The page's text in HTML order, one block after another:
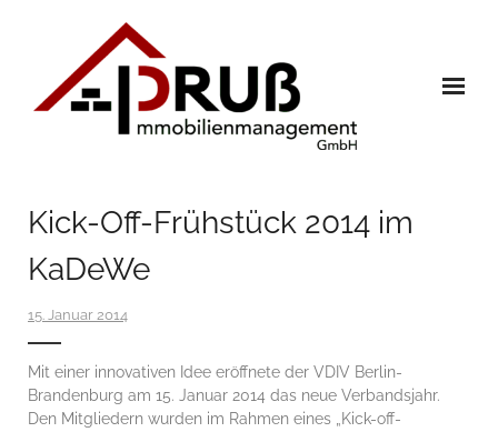
Immobilien
Leistungen
Referenzen
- Verwaltung
- Verkauf
Kick-Off-Frühstück 2014 im
KaDeWe
15. Januar 2014
Mit einer innovativen Idee eröffnete der VDIV Berlin-
Brandenburg am 15. Januar 2014 das neue Verbandsjahr.
Den Mitgliedern wurden im Rahmen eines „Kick-off-